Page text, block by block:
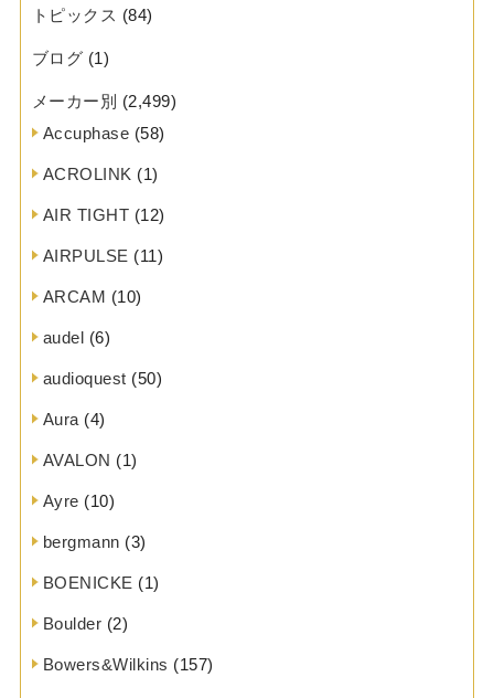
トピックス (84)
ブログ (1)
メーカー別 (2,499)
Accuphase (58)
ACROLINK (1)
AIR TIGHT (12)
AIRPULSE (11)
ARCAM (10)
audel (6)
audioquest (50)
Aura (4)
AVALON (1)
Ayre (10)
bergmann (3)
BOENICKE (1)
Boulder (2)
Bowers&Wilkins (157)